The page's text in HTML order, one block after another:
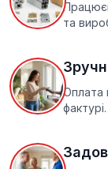
та
Оплата
фактурі.